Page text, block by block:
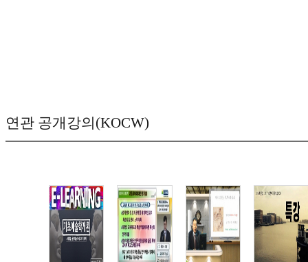
연관 공개강의(KOCW)